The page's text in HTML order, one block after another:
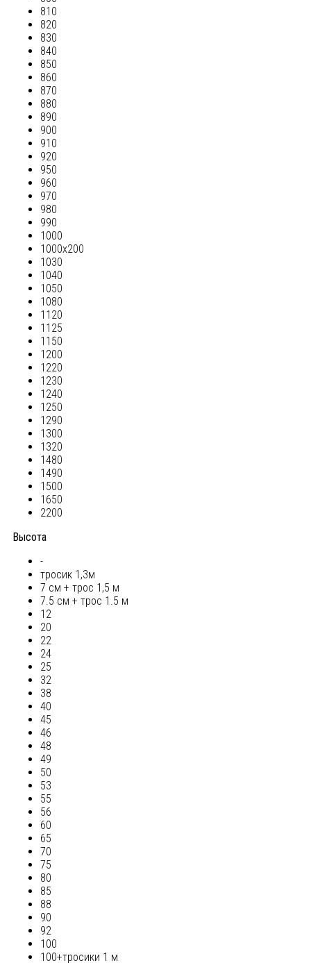
810
820
830
840
850
860
870
880
890
900
910
920
950
960
970
980
990
1000
1000х200
1030
1040
1050
1080
1120
1125
1150
1200
1220
1230
1240
1250
1290
1300
1320
1480
1490
1500
1650
2200
Высота
-
тросик 1,3м
7 см + трос 1,5 м
7.5 см + трос 1.5 м
12
20
22
24
25
32
38
40
45
46
48
49
50
53
55
56
60
65
70
75
80
85
88
90
92
100
100+тросики 1 м